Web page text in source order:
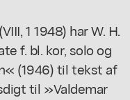
1 1948) har W. H.
f. bl. kor, solo og
(1946) til tekst af
til »Valdemar